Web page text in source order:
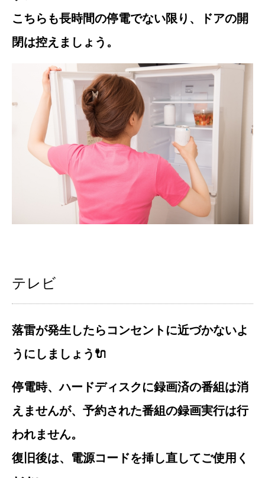
こちらも長時間の停電でない限り、ドアの開
閉は控えましょう。
テレビ
落雷が発生したらコンセントに近づかないよ
うにしましょう🔌
停電時、ハードディスクに録画済の番組は消
えませんが、予約された番組の録画実行は行
われません。
復旧後は、電源コードを挿し直してご使用く